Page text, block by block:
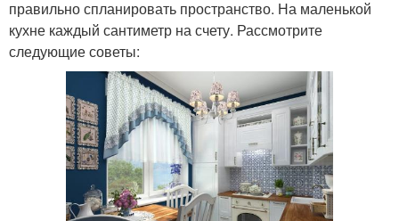
правильно спланировать пространство. На маленькой
кухне каждый сантиметр на счету. Рассмотрите
следующие советы: